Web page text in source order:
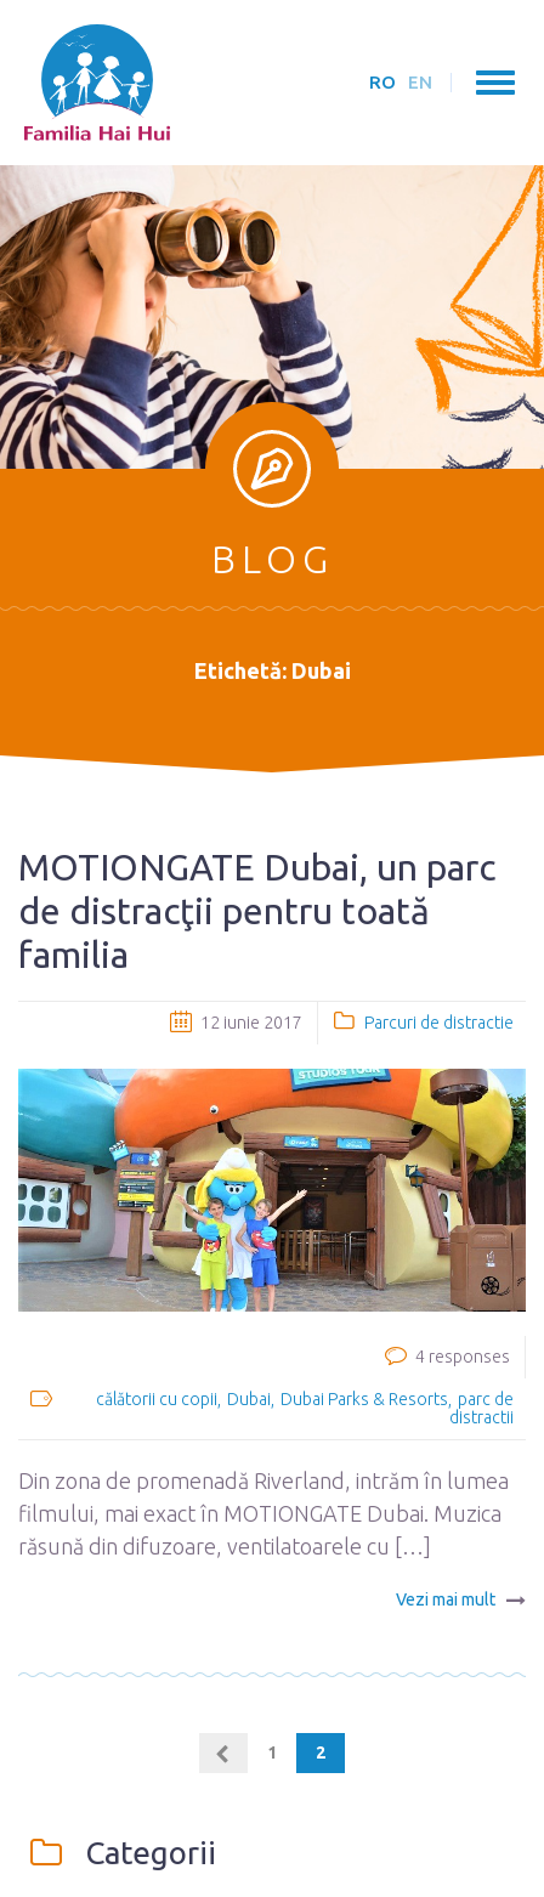
RO EN
BLOG
Etichetă: Dubai
MOTIONGATE Dubai, un parc
de distracţii pentru toată
familia
12 iunie 2017 Parcuri de distractie
4 responses
călătorii cu copii Dubai Dubai Parks & Resorts
parc de
distractii
Din zona de promenadă Riverland, intrăm în lumea
filmului, mai exact în MOTIONGATE Dubai. Muzica
răsună din difuzoare, ventilatoarele cu […]
Vezi mai mult
1 2
Categorii